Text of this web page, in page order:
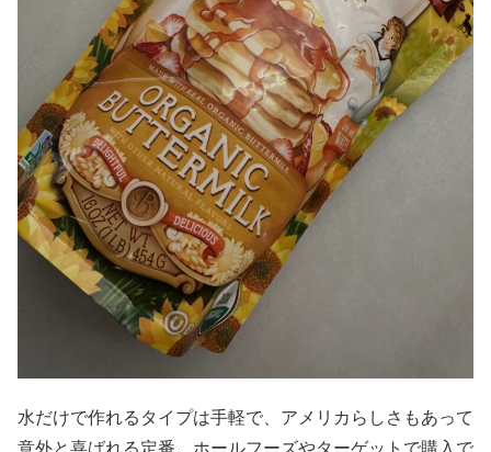
水だけで作れるタイプは手軽で、アメリカらしさもあって
意外と喜ばれる定番。ホールフーズやターゲットで購入で